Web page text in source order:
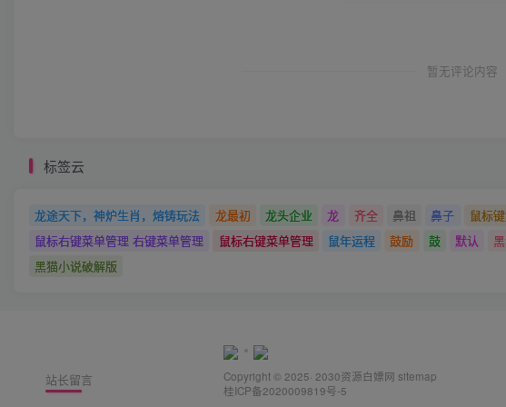
暂无评论内容
标签云
龙途天下，神炉生肖，熔铸玩法 龙最初 龙头企业 龙 齐全 鼻祖 鼻子 鼠标
鼠标右键菜单管理 右键菜单管理
鼠标右键菜单管理 鼠年运程 鼓励 鼓 默认
黑猫小说破解版
站长留言 Copyright © 2025· 2030资源白嫖网 sitemap
桂ICP备2020009819号-5